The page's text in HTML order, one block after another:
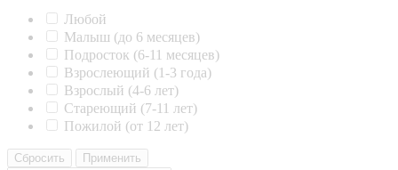
Любой
Малыш (до 6 месяцев)
Подросток (6-11 месяцев)
Взрослеющий (1-3 года)
Взрослый (4-6 лет)
Стареющий (7-11 лет)
Пожилой (от 12 лет)
Сбросить Применить